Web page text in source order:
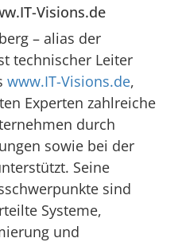
Visions.de
– alias der
technischer Leiter
www.IT-Visions.de,
Experten zahlreiche
durch
sowie bei der
Seine
sind
Systeme,
und